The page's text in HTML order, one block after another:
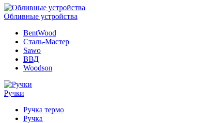
Обливные устройства
BentWood
Сталь-Мастер
Sawo
ВВД
Woodson
Ручки
Ручка термо
Ручка